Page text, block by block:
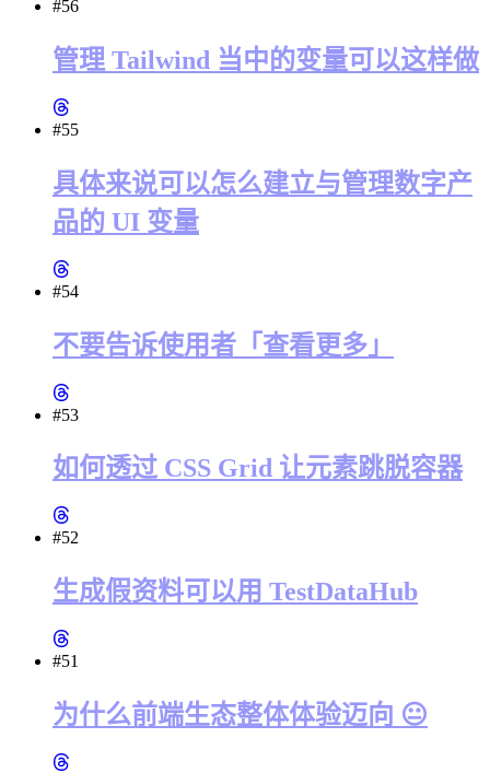
#56
管理 Tailwind 当中的变量可以这样做
#55
具体来说可以怎么建立与管理数字产
品的 UI 变量
#54
不要告诉使用者「查看更多」
#53
如何透过 CSS Grid 让元素跳脱容器
#52
生成假资料可以用 TestDataHub
#51
为什么前端生态整体体验迈向 😐